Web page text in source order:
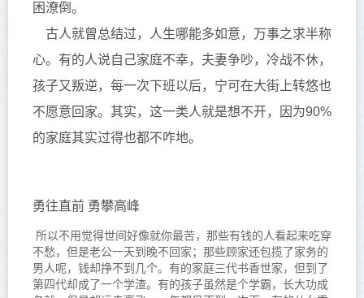
困潦倒。
古人就曾总结过，人生哪能多如意，万事之求半称
心。有的人说自己家庭不幸，夫妻争吵，冷战不休，
孩子又叛逆，每一次下班以后，宁可在大街上转悠也
不愿意回家。其实，这一类人就是想不开，因为90%
的家庭其实过得也都不咋地。
勇往直前 勇攀高峰
所以不用觉得世间好像就你最苦，那些有钱的人看起来吃穿
不愁，但是老公一天到晚不回家；那些顾家还包揽了家务的
男人呢，钱却挣不到几个。有的家庭三代书香世家，但到了
第四代却成了一个学渣。有的孩子虽然是个学霸，长大功成